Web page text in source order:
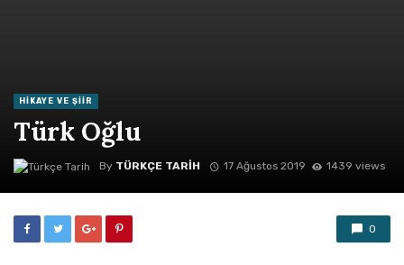
HIKAYE VE ŞIIR
Türk Oğlu
By TÜRKÇE TARIH 17 Ağustos 2019 1439 views
0